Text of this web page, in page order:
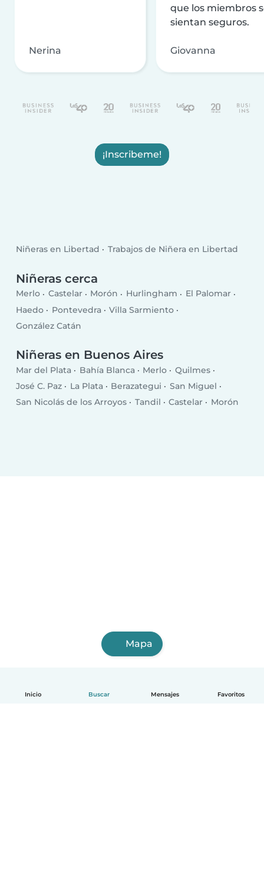
Inicio Buscar Mensajes Favoritos
Nerina
que los miembros
sientan seguros.
Giovanna
¡Inscribeme!
Niñeras en Libertad Trabajos de Niñera en Libertad
Niñeras cerca
Merlo Castelar Morón Hurlingham
El Palomar
Haedo
Pontevedra
Villa Sarmiento
González Catán
Niñeras en Buenos Aires
Mar del Plata Bahía Blanca Merlo
Quilmes
José C. Paz
La Plata Berazategui
San Miguel
San Nicolás de los Arroyos
Tandil Castelar Morón
Mapa